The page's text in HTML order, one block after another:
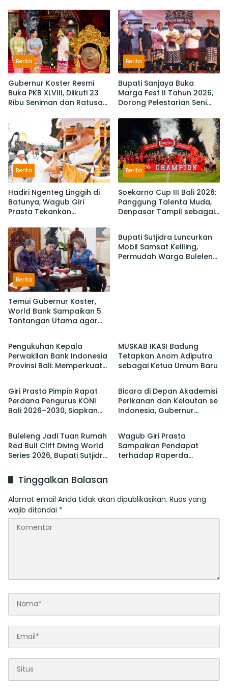
Berita
Gubernur Koster Resmi
Buka PKB XLVIII, Diikuti 23
Ribu Seniman dan Ratusan
IKM/UMKM Digratiskan
Berita
Bupati Sanjaya Buka
Marga Fest II Tahun 2026,
Dorong Pelestarian Seni
Potensi Lokal
Berita
Hadiri Ngenteg Linggih di
Batunya, Wagub Giri
Prasta Tekankan
Royong dan Persatuan
Krama
Berita
Soekarno Cup III Bali 2026:
Panggung Talenta Muda,
Denpasar Tampil sebagai
Berita
Temui Gubernur Koster,
World Bank Sampaikan 5
Tantangan Utama agar
Berita
Bupati Sutjidra Luncurkan
Mobil Samsat Keliling,
Permudah Warga Buleleng
Berita
Pengukuhan Kepala
Perwakilan Bank Indonesia
Provinsi Bali: Memperkuat
Pertumbuhan Ekonomi Bali
MUSKAB IKASI Badung
Tetapkan Anom Adiputra
sebagai Ketua Umum Baru
Berita
Giri Prasta Pimpin Rapat
Perdana Pengurus KONI
Bali 2026–2030, Siapkan
Berita
Bicara di Depan Akademisi
Perikanan dan Kelautan se
Indonesia, Gubernur
Berita
Buleleng Jadi Tuan Rumah
Red Bull Cliff Diving World
Series 2026, Bupati Sutjidra:
Wisata Bali Utara
Berita
Wagub Giri Prasta
Sampaikan Pendapat
terhadap Raperda
Tinggalkan Balasan
Alamat email Anda tidak akan dipublikasikan. Ruas yang
wajib ditandai *